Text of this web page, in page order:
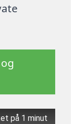
på 1 minut